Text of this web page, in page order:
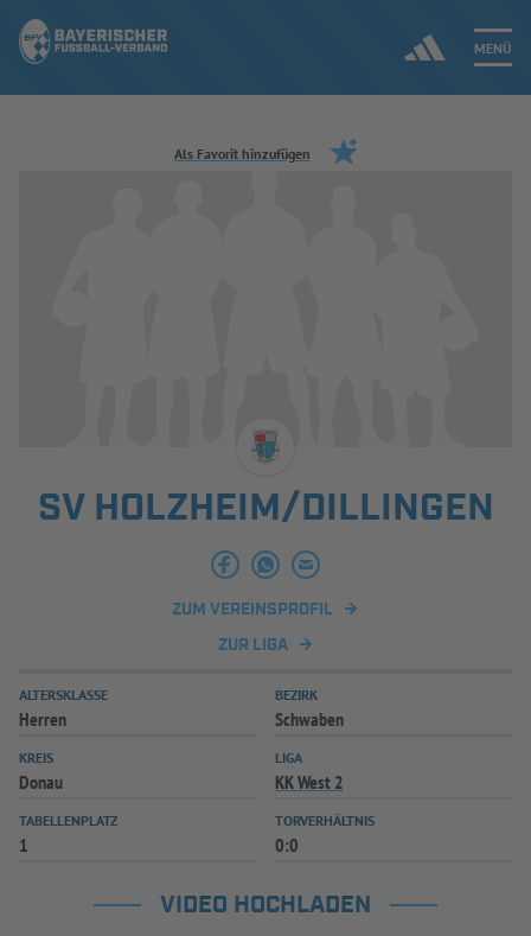
MENÜ
Jetzt einloggen
INFOTHEK SPIELPLUS
Als Favorit hinzufügen
SV HOLZHEIM/DILLINGEN
ZUM VEREINSPROFIL
ZUR LIGA
ALTERSKLASSE
Herren
BEZIRK
Schwaben
KREIS
Donau
LIGA
KK West 2
TABELLENPLATZ
1
TORVERHÄLTNIS
0:0
VIDEO HOCHLADEN